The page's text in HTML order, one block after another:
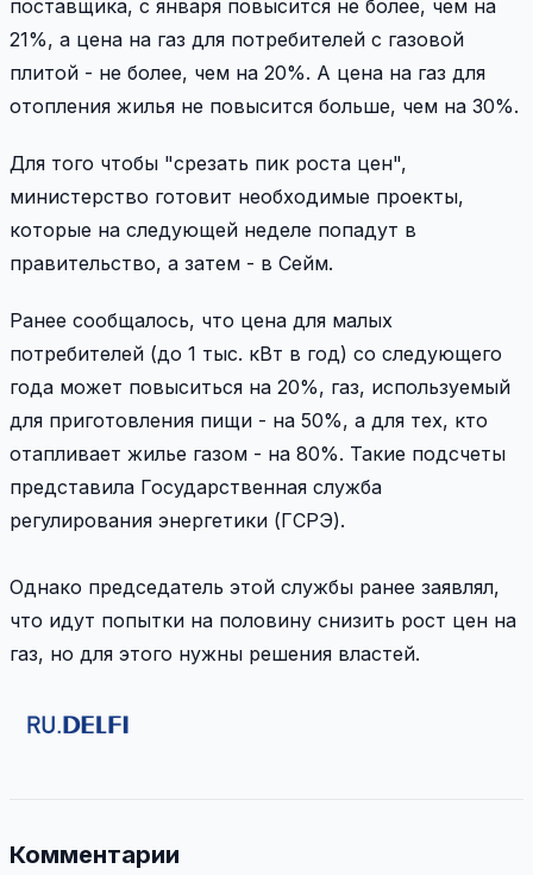
поставщика, с января повысится не более, чем на
21%, а цена на газ для потребителей с газовой
плитой - не более, чем на 20%. А цена на газ для
отопления жилья не повысится больше, чем на 30%.
Для того чтобы "срезать пик роста цен",
министерство готовит необходимые проекты,
которые на следующей неделе попадут в
правительство, а затем - в Сейм.
Ранее сообщалось, что цена для малых
потребителей (до 1 тыс. кВт в год) со следующего
года может повыситься на 20%, газ, используемый
для приготовления пищи - на 50%, а для тех, кто
отапливает жилье газом - на 80%. Такие подсчеты
представила Государственная служба
регулирования энергетики (ГСРЭ).
Однако председатель этой службы ранее заявлял,
что идут попытки на половину снизить рост цен на
газ, но для этого нужны решения властей.
Комментарии